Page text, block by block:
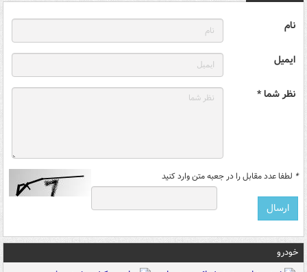
نام
ایمیل
نظر شما *
* لطفا عدد مقابل را در جعبه متن وارد کنید
خودرو